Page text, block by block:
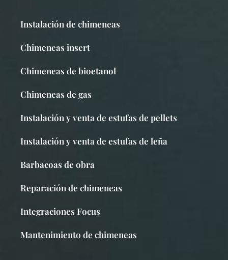
Instalación de chimeneas
Chimeneas insert
Chimeneas de bioetanol
Chimeneas de gas
Instalación y venta de estufas de pellets
Instalación y venta de estufas de leña
Barbacoas de obra
Reparación de chimeneas
Integraciones Focus
Mantenimiento de chimeneas